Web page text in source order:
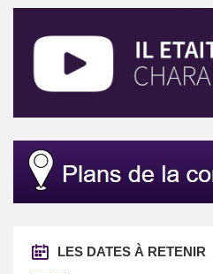
LES DATES À RETENIR